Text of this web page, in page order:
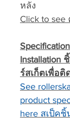
หลัง
Click to see
Installation
ร์สเก็ตเพื่อติ
See
product
here สเป็คชิ้